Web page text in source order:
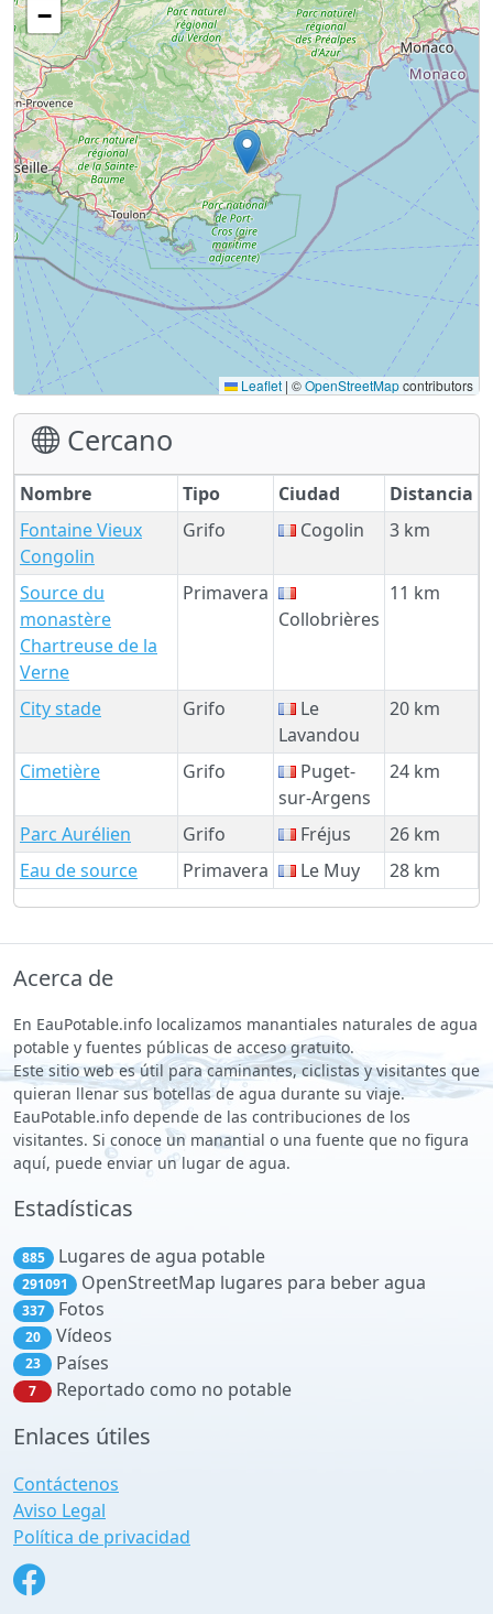
−
Leaflet | ©OpenStreetMapcontributors
Cercano
Nombre Tipo Ciudad
Distancia
Fontaine Vieux
Congolin
Grifo Cogolin 3 km
Source du
monastère
Chartreuse de la
Verne
Primavera
Collobrières
11 km
City stade Grifo
Le
Lavandou
20 km
Cimetière Grifo
Puget-
sur-Argens
24 km
Parc Aurélien Grifo Fréjus
26 km
Eau de source
Primavera Le Muy 28 km
Acerca de
En EauPotable.info localizamos manantiales naturales de agua
potable y fuentes públicas de acceso gratuito.
Este sitio web es útil para caminantes, ciclistas y visitantes que
quieran llenar sus botellas de agua durante su viaje.
EauPotable.info depende de las contribuciones de los
visitantes. Si conoce un manantial o una fuente que no figura
aquí, puede enviar un lugar de agua.
Estadísticas
885 Lugares de agua potable
291091 OpenStreetMap lugares para beber agua
337 Fotos
20 Vídeos
23 Países
7 Reportado como no potable
Enlaces útiles
Contáctenos
Aviso Legal
Política de privacidad